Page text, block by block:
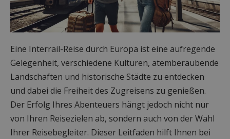
Eine Interrail-Reise durch Europa ist eine aufregende
Gelegenheit, verschiedene Kulturen, atemberaubende
Landschaften und historische Städte zu entdecken
und dabei die Freiheit des Zugreisens zu genießen.
Der Erfolg Ihres Abenteuers hängt jedoch nicht nur
von Ihren Reisezielen ab, sondern auch von der Wahl
Ihrer Reisebegleiter. Dieser Leitfaden hilft Ihnen bei